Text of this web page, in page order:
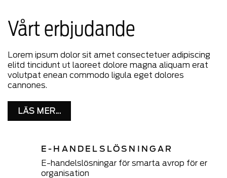
Vårt erbjudande
Lorem ipsum dolor sit amet consectetuer adipiscing
elitd tincidunt ut laoreet dolore magna aliquam erat
volutpat enean commodo ligula eget dolores
cannones.
LÄS MER...
E-HANDELSLÖSNINGAR
E-handelslösningar för smarta avrop för er
organisation